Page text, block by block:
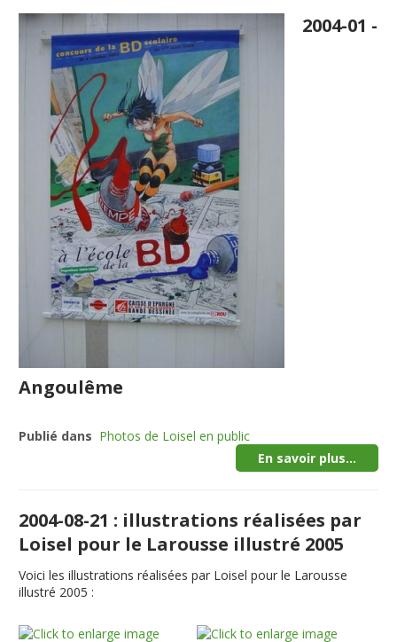
2004-01 -
Angoulême
Publié dans Photos de Loisel en public
En savoir plus...
2004-08-21 : illustrations réalisées par
Loisel pour le Larousse illustré 2005
Voici les illustrations réalisées par Loisel pour le Larousse
illustré 2005 :